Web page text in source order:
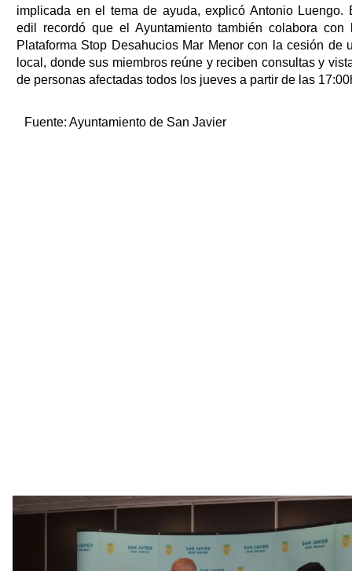
implicada en el tema de ayuda, explicó Antonio Luengo.
edil recordó que el Ayuntamiento también colabora con
Plataforma Stop Desahucios Mar Menor con la cesión de
local, donde sus miembros reúne y reciben consultas y
de personas afectadas todos los jueves a partir de las
Fuente: Ayuntamiento de San Javier